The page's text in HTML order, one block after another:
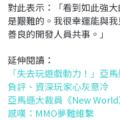
對此表示：「看到如此強
是艱難的。我很幸運能與
善良的開發人員共事。」
延伸閱讀：
「失去玩遊戲動力！」亞
負評、資深玩家心灰意冷
亞馬遜大裁員《New
感嘆：MMO夢難維繫